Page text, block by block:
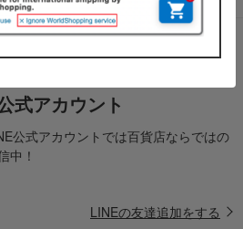
式アカウント
公式アカウントでは百貨店ならではの
中！
LINEの友達追加をする